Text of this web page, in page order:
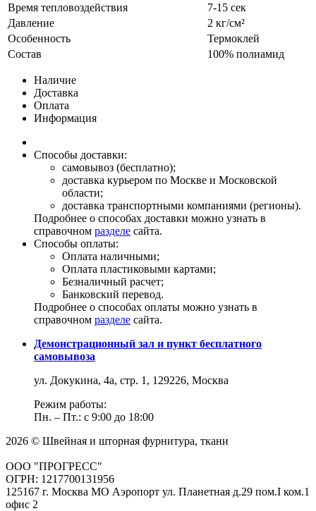
Время тепловоздействия
7-15 сек
Давление
2 кг/см²
Особенность
Термоклей
Состав
100% полиамид
Наличие
Доставка
Оплата
Информация
Способы доставки:
самовывоз (бесплатно);
доставка курьером по Москве и Московской
области;
доставка транспортными компаниями (регионы).
Подробнее о способах доставки можно узнать в
справочном разделе сайта.
Способы оплаты:
Оплата наличными;
Оплата пластиковыми картами;
Безналичный расчет;
Банковский перевод.
Подробнее о способах оплаты можно узнать в
справочном разделе сайта.
Демонстрационный зал и пункт бесплатного
самовывоза
ул. Докукина, 4а, стр. 1, 129226, Москва
Режим работы:
Пн. – Пт.: с 9:00 до 18:00
2026 © Швейная и шторная фурнитура, ткани
ООО "ПРОГРЕСС"
ОГРН: 1217700131956
125167 г. Москва МО Аэропорт ул. Планетная д.29 пом.I ком.1
офис 2